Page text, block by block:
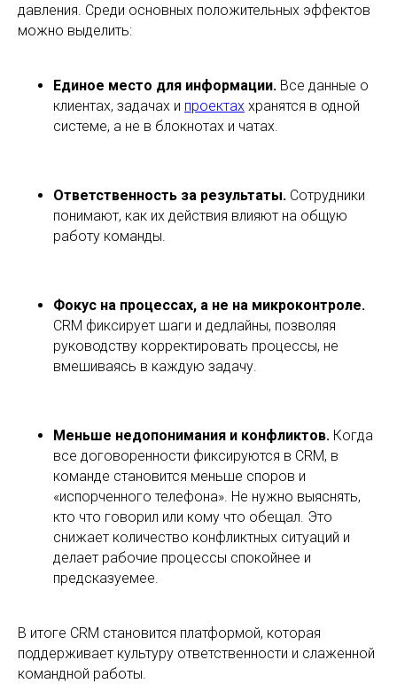
давления. Среди основных положительных эффектов
можно выделить:
Единое место для информации. Все данные о
клиентах, задачах и проектах хранятся в одной
системе, а не в блокнотах и чатах.
Ответственность за результаты. Сотрудники
понимают, как их действия влияют на общую
работу команды.
Фокус на процессах, а не на микроконтроле.
CRM фиксирует шаги и дедлайны, позволяя
руководству корректировать процессы, не
вмешиваясь в каждую задачу.
Меньше недопонимания и конфликтов. Когда
все договоренности фиксируются в CRM, в
команде становится меньше споров и
«испорченного телефона». Не нужно выяснять,
кто что говорил или кому что обещал. Это
снижает количество конфликтных ситуаций и
делает рабочие процессы спокойнее и
предсказуемее.
В итоге CRM становится платформой, которая
поддерживает культуру ответственности и слаженной
командной работы.